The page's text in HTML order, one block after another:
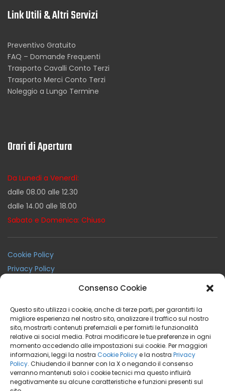
Consenso Cookie
Questo sito utilizza i cookie, anche di terze parti, per garantirti la
migliore esperienza nel nostro sito, analizzare il traffico sul nostro
sito, mostrarti contenuti prefernziali e per fornirti le funzionalità
relative ai social media. Potrai modificare le tue preferenze in ogni
momento accedendo alle impostazioni sui cookie. Per maggiori
informazioni, leggi la nostra Cookie Policye la nostra Privacy
Policy. Chiudendo il banner con la X o negando il consenso
verranno mantenuti solo i cookie tecnici ma questo influirà
negativamente su alcune caratteristiche e funzioni presenti sul
Link Utili & Altri Servizi
Preventivo Gratuito
FAQ – Domande Frequenti
Trasporto Cavalli Conto Terzi
Trasporto Merci Conto Terzi
Noleggio a Lungo Termine
Orari di Apertura
Da Lunedi a Venerdì:
dalle 08.00 alle 12.30
dalle 14.00 alle 18.00
Sabato e Domenica: Chiuso
Cookie Policy
Privacy Policy
Facebook Instagram Youtube
BeaRent Noleggio a Breve Medio Termine